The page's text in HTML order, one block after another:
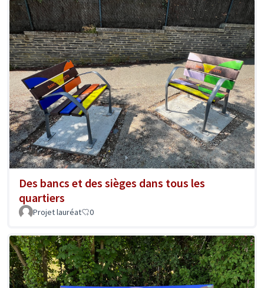
Des bancs et des sièges dans tous les
quartiers
Projet lauréat 0